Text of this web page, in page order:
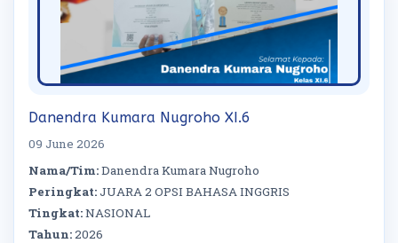
Danendra Kumara Nugroho XI.6
09 June 2026
Nama/Tim:Danendra Kumara Nugroho
Peringkat:JUARA 2 OPSI BAHASA INGGRIS
Tingkat:NASIONAL
Tahun:2026